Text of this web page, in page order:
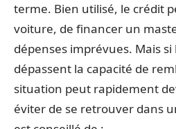
terme. Bien utilisé, le crédit
voiture, de financer un
dépenses imprévues. Mais
dépassent la capacité de
situation peut rapidement
éviter de se retrouver dans